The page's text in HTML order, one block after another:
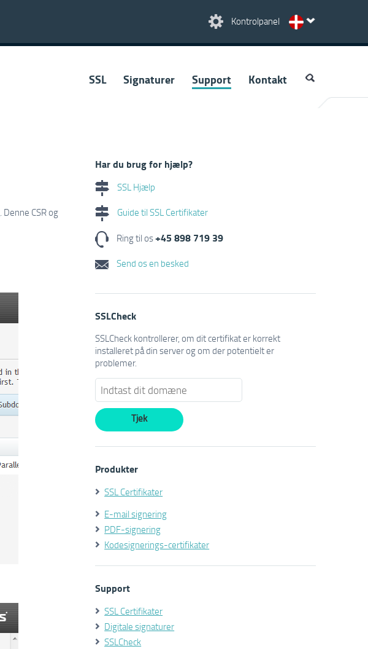
Kontrolpanel
SSL Signaturer Support Kontakt
. Denne CSR og
Har du brug for hjælp?
SSL Hjælp
Guide til SSL Certifikater
Ring til os+45 898 719 39
Send os en besked
SSLCheck
SSLCheck kontrollerer, om dit certifikat er korrekt
installeret på din server og om der potentielt er
problemer.
Produkter
SSL Certifikater
E-mail signering
PDF-signering
Kodesignerings-certifikater
Support
SSL Certifikater
Digitale signaturer
SSLCheck